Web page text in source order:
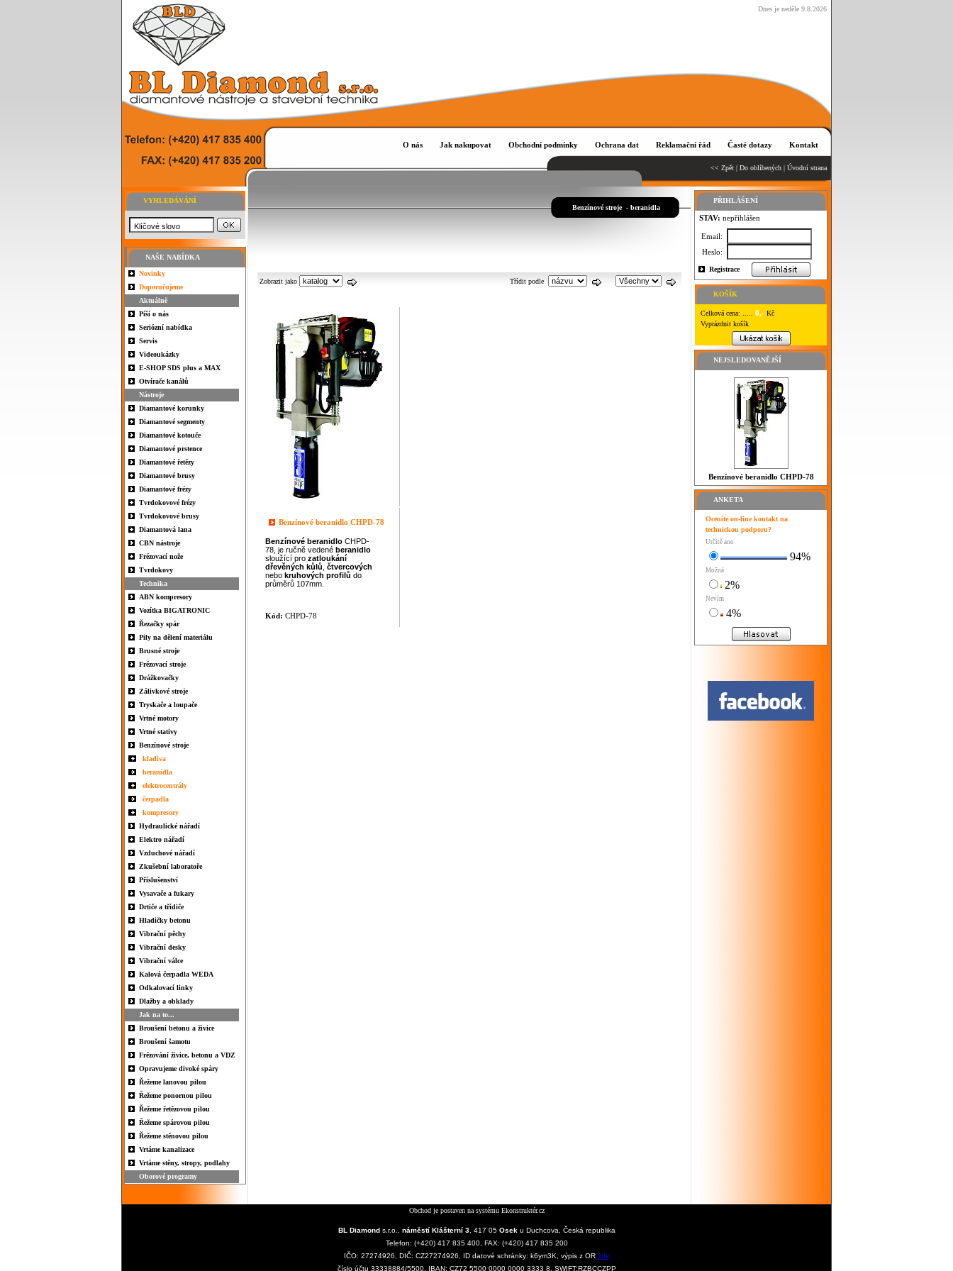
Dnes je neděle 9.8.2026
O nás Jak nakupovat Obchodní podmínky Ochrana dat Reklamační řád Časté dotazy Kontakt
<< Zpět | Do oblíbených | Úvodní strana
VYHLEDÁVÁNÍ
NAŠE NABÍDKA
Novinky
Doporučujeme
Aktuálně
Píší o nás
Seriózní nabídka
Servis
Videoukázky
E-SHOP SDS plus a MAX
Otvírače kanálů
Nástroje
Diamantové korunky
Diamantové segmenty
Diamantové kotouče
Diamantové prstence
Diamantové řetězy
Diamantové brusy
Diamantové frézy
Tvrdokovové frézy
Tvrdokovové brusy
Diamantová lana
CBN nástroje
Frézovací nože
Tvrdokovy
Technika
ABN kompresory
Vozítka BIGATRONIC
Řezačky spár
Pily na dělení materiálu
Brusné stroje
Frézovací stroje
Drážkovačky
Zálivkové stroje
Tryskače a loupače
Vrtné motory
Vrtné stativy
Benzínové stroje
kladiva
beranidla
elektrocentrály
čerpadla
kompresory
Hydraulické nářadí
Elektro nářadí
Vzduchové nářadí
Zkušební laboratoře
Příslušenství
Vysavače a fukary
Drtiče a třídiče
Hladičky betonu
Vibrační pěchy
Vibrační desky
Vibrační válce
Kalová čerpadla WEDA
Odkalovací linky
Dlažby a obklady
Jak na to...
Broušení betonu a živice
Broušení šamotu
Frézování živice, betonu a VDZ
Opravujeme divoké spáry
Řežeme lanovou pilou
Řežeme ponornou pilou
Řežeme řetězovou pilou
Řežeme spárovou pilou
Řežeme stěnovou pilou
Vrtáme kanalizace
Vrtáme stěny, stropy, podlahy
Oborové programy
Benzínové stroje - beranidla
Zobrazit jako Třídit podle
Benzínové beranidlo CHPD-78
Benzínové beranidlo CHPD-
78, je ručně vedené beranidlo
sloužící pro zatloukání
dřevěných kůlů čtvercových
nebo kruhových profilů do
průměrů 107mm.
Kód: CHPD-78
PŘIHLÁŠENÍ
STAV: nepřihlášen
Email:
Heslo:
Registrace
KOŠÍK
Celková cena: ..... 0,- Kč
Vyprázdnit košík
NEJSLEDOVANĚJŠÍ
Benzínové beranidlo CHPD-78
ANKETA
Oceníte on-line kontakt na
technickou podporu?
Určitě ano
94%
Možná
2%
Nevím
4%
Obchod je postaven na systému Ekonstruktér.cz
BL Diamonds.r.o., náměstí Klášterní 3, 417 05 Oseku Duchcova, Česká republika
Telefon: (+420) 417 835 400, FAX: (+420) 417 835 200
IČO: 27274926, DIČ: CZ27274926, ID datové schránky: k6ym3K, výpis z OR zde
číslo účtu 33338884/5500, IBAN: CZ72 5500 0000 0000 3333 8, SWIFT:RZBCCZPP